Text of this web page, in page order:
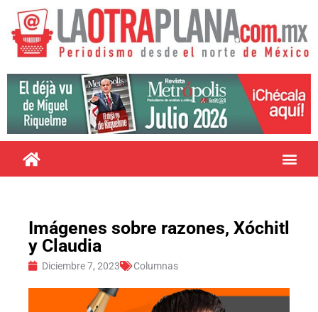
Imágenes sobre razones, Xóchitl
y Claudia
Diciembre 7, 2023 Columnas